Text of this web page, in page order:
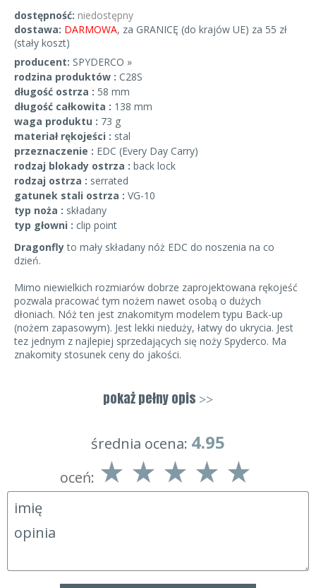
dostępność: niedostępny
dostawa: DARMOWA, za GRANICĘ (do krajów UE) za 55 zł
(stały koszt)
producent: SPYDERCO »
rodzina produktów : C28S
długość ostrza : 58 mm
długość całkowita : 138 mm
waga produktu : 73 g
materiał rękojeści : stal
przeznaczenie : EDC (Every Day Carry)
rodzaj blokady ostrza : back lock
rodzaj ostrza : serrated
gatunek stali ostrza : VG-10
typ noża : składany
typ głowni : clip point
Dragonflyto mały składany nóż EDC do noszenia na co
dzień.
Mimo niewielkich rozmiarów dobrze zaprojektowana rękojeść
pozwala pracować tym nożem nawet osobą o dużych
dłoniach. Nóż ten jest znakomitym modelem typu Back-up
(nożem zapasowym). Jest lekki nieduży, łatwy do ukrycia. Jest
tez jednym z najlepiej sprzedających się noży Spyderco. Ma
znakomity stosunek ceny do jakości.
projektowi klasycznego gustownego wyglądu. Stal to
dobrze trzymająca parametry ostrości i stosunkowo prosta do
Do szybkiego i prostego otwarcia służy okrągły otwór w
sprawdzony Back-Lock
z wycięciem
Boye Dent które zapobiega przypadkowemu zwolnieniu
blokady.
pokaż pełny opis >>
średnia ocena: 4.95
oceń: